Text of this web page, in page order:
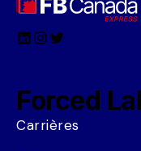
LinkedIn
Instagram
Twitter
Forced
Carrières